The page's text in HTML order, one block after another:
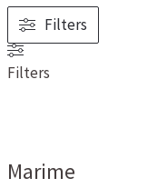
Filters
Filters
Marime